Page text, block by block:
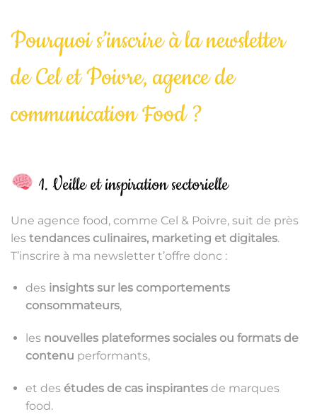
Pourquoi s’inscrire à la newsletter
de Cel et Poivre, agence de
communication Food ?
1. Veille et inspiration sectorielle
Une agence food, comme Cel & Poivre, suit de près
les tendances culinaires, marketing et digitales.
T’inscrire à ma newsletter t’offre donc :
des insights sur les comportements
consommateurs,
les nouvelles plateformes sociales ou formats de
contenu performants,
et des études de cas inspirantesde marques
food.